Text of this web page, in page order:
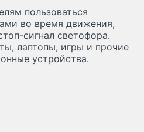
пользоваться
во время движения,
сигнал светофора.
лаптопы, игры и прочие
устройства.